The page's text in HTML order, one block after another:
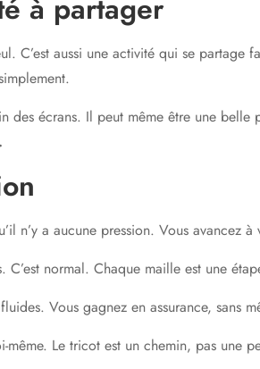
à partager
C’est aussi une activité qui se
des écrans. Il peut même être une
.
n’y a aucune pression. Vous avancez à
normal. Chaque maille est une
Vous gagnez en assurance, sans
Le tricot est un chemin, pas une